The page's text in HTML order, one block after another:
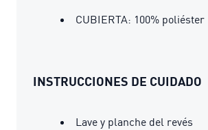
CUBIERTA: 100% poliéster
INSTRUCCIONES DE CUIDADO
Lave y planche del revés